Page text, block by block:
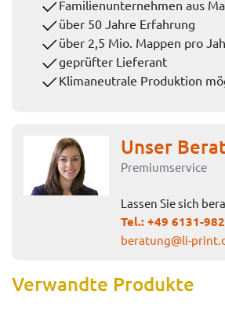
Familienunternehmen aus
über 50 Jahre Erfahrung
über 2,5 Mio. Mappen pro
geprüfter Lieferant
Klimaneutrale Produktion
Unser
Premiumservice
Lassen Sie sich
Tel.:+49 6131-
beratung@li-
Verwandte Produkte